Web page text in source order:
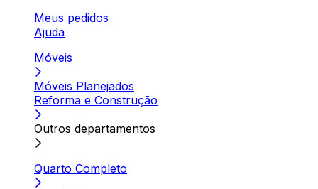
Meus pedidos
Ajuda
Móveis
Móveis Planejados
Reforma e Construção
Outros departamentos
Quarto Completo